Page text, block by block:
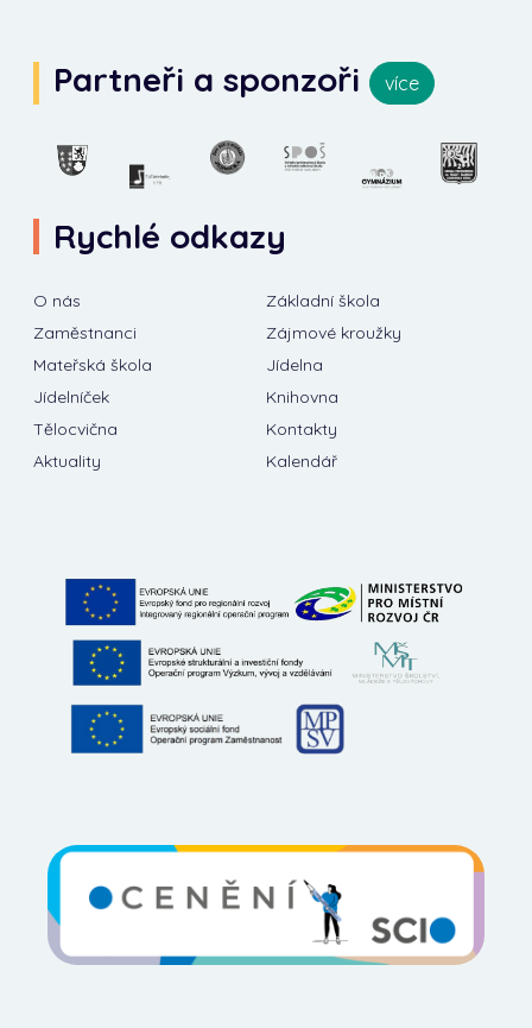
Partneři a sponzoři více
Rychlé odkazy
O nás
Základní škola
Zaměstnanci
Zájmové kroužky
Mateřská škola
Jídelna
Jídelníček
Knihovna
Tělocvična
Kontakty
Aktuality
Kalendář